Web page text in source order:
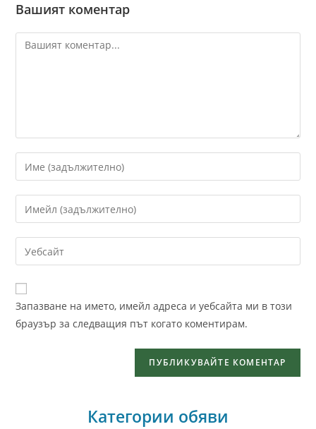
Вашият коментар
Запазване на името, имейл адреса и уебсайта ми в този
браузър за следващия път когато коментирам.
Категории обяви